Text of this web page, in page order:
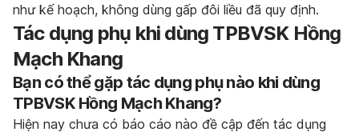
như kế hoạch, không dùng gấp đôi liều đã quy định.
Tác dụng phụ khi dùng TPBVSK Hồng
Mạch Khang
Bạn có thể gặp tác dụng phụ nào khi dùng
TPBVSK Hồng Mạch Khang?
Hiện nay chưa có báo cáo nào đề cập đến tác dụng